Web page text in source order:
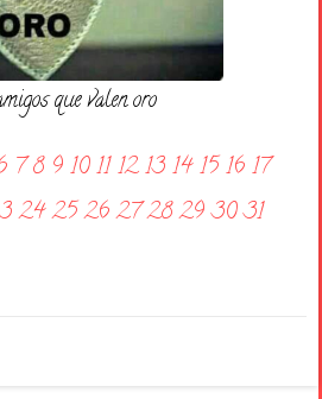
que valen oro
7 8 9 10 11 12 13 14 15 16 17
24 25 26 27 28 29 30 31